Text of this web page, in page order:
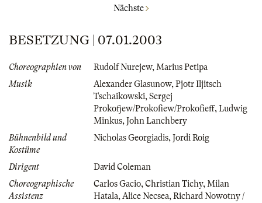
Nächste
BESETZUNG | 07.01.2003
Choreographien von Rudolf Nurejew, Marius Petipa
Musik
Alexander Glasunow, Pjotr Iljitsch
Tschaikowski, Sergej
Prokofjew/Prokofiew/Prokofieff, Ludwig
Minkus, John Lanchbery
Bühnenbild und
Kostüme
Nicholas Georgiadis, Jordi Roig
Dirigent
David Coleman
Choreographische
Assistenz
Carlos Gacio, Christian Tichy, Milan
Hatala, Alice Necsea, Richard Nowotny /